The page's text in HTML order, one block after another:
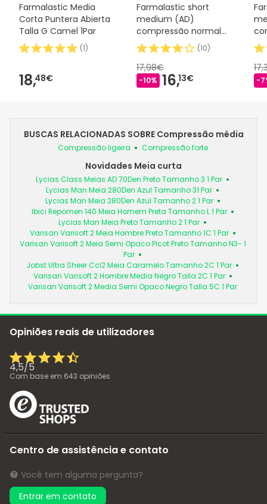
Farmalastic Media
Corta Puntera Abierta
Talla G Camel 1Par
(1)
18,48€
Farmalastic short
medium (AD)
compressão normal
T-medium beige 1ud
(10)
17,98€
-10% 16,13€
1ud
-
BUSCAS RELACIONADAS SOBRE Compressão média
Compressão ligeira Compressão forte
Novidades Meia curta
Lycias Class Meias AD 70Den Preto Tamanho 3 1 Par
Lycias Man Meia 280Den Azul Tamanho 31 Par
Lycias Man Meia 280Den Azul Tamanho 2 1 Par
Ibici Repomen 140 Meia Homem Preta Tamanho L 1 Par
Lycias Man Meia Preto Tamanho 2 1 Par
Varisan Varisoft 2 Meia Hombre Preto Tamanho 1C 1 Par
Varisan Varisoft 2 Meia Semi Opaco Picot Preto Tamanho N3- 1
Par
Jobst Ultra Sheer Ccl2 Meia Caramelo Tamanho 2C 1 Par
Varisan Varisoft 2 Hombre Media Negro Talla 2C 1 Par
Varisan Varisoft 2 Media Semi Opaco Negro Talla 5C 1 Par
Opiniões reais de utilizadores
4,5/5
Com base em 643 opiniões
Centro de assistência e contato
Você tem alguma pergunta?
Entrar em contato